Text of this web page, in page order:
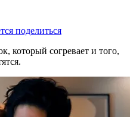
поделиться
который согревает и того,